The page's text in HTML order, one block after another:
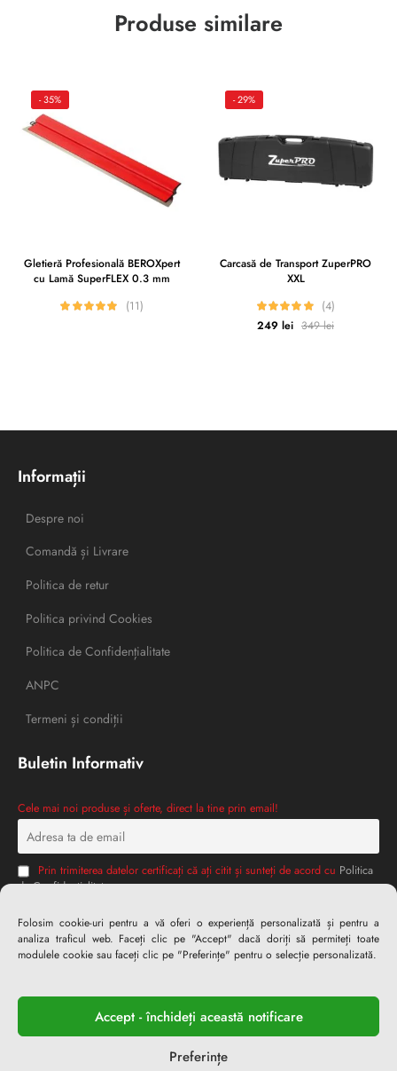
Folosim cookie-uri pentru a vă oferi o experiență personalizată și pentru a
analiza traficul web. Faceți clic pe "Accept" dacă doriți să permiteți toate
modulele cookie sau faceți clic pe "Preferințe" pentru o selecție personalizată.
Accept - închideți această notificare
Preferințe
Produse similare
- 35%
Gletieră Profesională BEROXpert
cu Lamă SuperFLEX 0.3 mm
(11)
- 29%
Carcasă de Transport ZuperPRO
XXL
(4)
249 lei 349lei
Informații
Despre noi
Comandă și Livrare
Politica de retur
Politica privind Cookies
Politica de Confidențialitate
ANPC
Termeni și condiții
Buletin Informativ
Cele mai noi produse și oferte, direct la tine prin email!
Prin trimiterea datelor certificați că ați citit și sunteți de acord cu Politica
de Confidențialitate